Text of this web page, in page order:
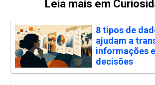
Leia mais em
8 tipos de
ajudam a
informações
decisões